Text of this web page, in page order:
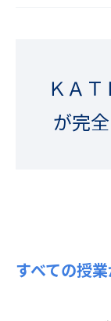
ＫＡ
が完
すべての授